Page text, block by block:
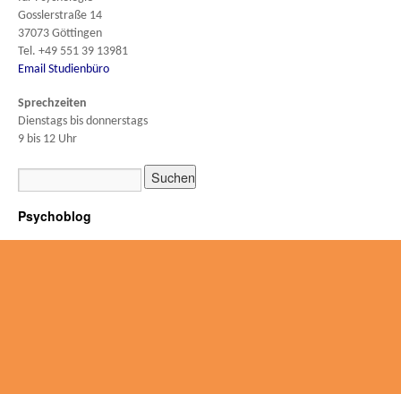
Gosslerstraße 14
37073 Göttingen
Tel. +49 551 39 13981
Email Studienbüro
Sprechzeiten
Dienstags bis donnerstags
9 bis 12 Uhr
Psychoblog